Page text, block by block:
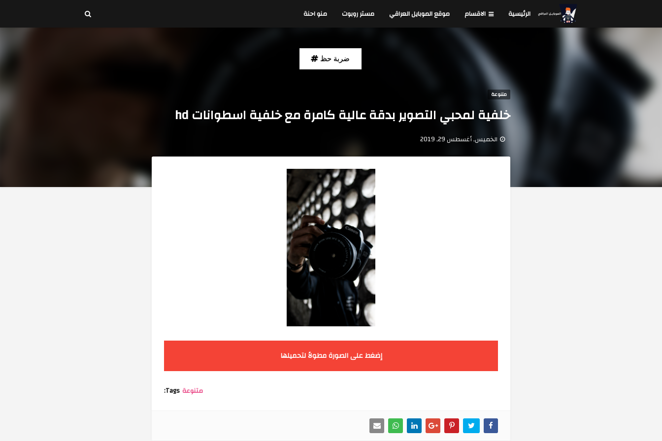
الرئيسية الاقسام موقع الموبايل العراقي مستر روبوت منو احنة
ضربة حظ
متنوعة
خلفية لمحبي التصوير بدقة عالية كامرة مع خلفية اسطوانات hd
الخميس, أغسطس 29, 2019
إضغط على الصورة مطولاً لتحميلها
Tags: متنوعة